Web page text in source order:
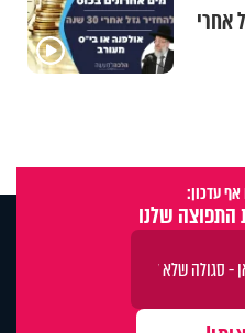
אחרי
עדכון:
שלנו